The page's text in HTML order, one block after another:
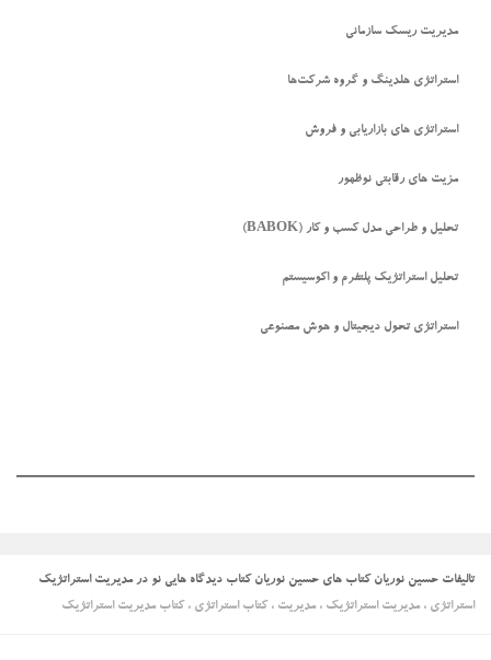
تالیفات حسین نوریان کتاب های حسین نوریان کتاب دیدگاه هایی نو در مدیریت استراتژیک
استراتژی ، مدیریت استراتژیک ، مدیریت ، کتاب استراتژی ، کتاب مدیریت استراتژیک
مدیریت ریسک سازمانی
استراتژی هلدینگ و گروه شرکت‌ها
استراتژی های بازاریابی و فروش
مزیت های رقابتی نوظهور
تحلیل و طراحی مدل کسب و کار (BABOK)
تحلیل استراتژیک پلتفرم و اکوسیستم
استراتژی تحول دیجیتال و هوش مصنوعی